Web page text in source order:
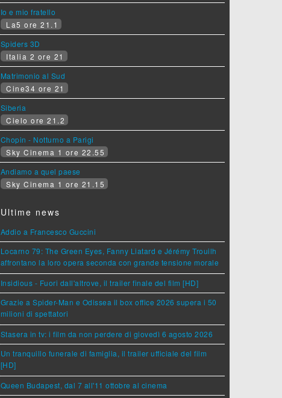
Io e mio fratello
La5 ore 21.1
Spiders 3D
Italia 2 ore 21
Matrimonio al Sud
Cine34 ore 21
Siberia
Cielo ore 21.2
Chopin - Notturno a Parigi
Sky Cinema 1 ore 22.55
Andiamo a quel paese
Sky Cinema 1 ore 21.15
Ultime news
Addio a Francesco Guccini
Locarno 79: The Green Eyes, Fanny Liatard e Jérémy Trouilh
affrontano la loro opera seconda con grande tensione morale
Insidious - Fuori dall'altrove, il trailer finale del film [HD]
Grazie a Spider-Man e Odissea il box office 2026 supera i 50
milioni di spettatori
Stasera in tv: i film da non perdere di giovedì 6 agosto 2026
Un tranquillo funerale di famiglia, il trailer ufficiale del film
[HD]
Queen Budapest, dal 7 all'11 ottobre al cinema